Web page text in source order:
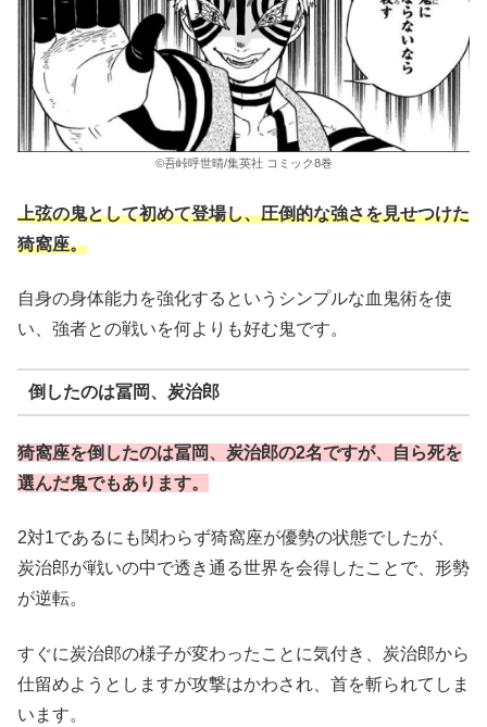
©吾峠呼世晴/集英社 コミック8巻
上弦の鬼として初めて登場し、圧倒的な強さを見せつけた
猗窩座。
自身の身体能力を強化するというシンプルな血鬼術を使
い、強者との戦いを何よりも好む鬼です。
倒したのは冨岡、炭治郎
猗窩座を倒したのは冨岡、炭治郎の2名ですが、自ら死を
選んだ鬼でもあります。
2対1であるにも関わらず猗窩座が優勢の状態でしたが、
炭治郎が戦いの中で透き通る世界を会得したことで、形勢
が逆転。
すぐに炭治郎の様子が変わったことに気付き、炭治郎から
仕留めようとしますが攻撃はかわされ、首を斬られてしま
います。